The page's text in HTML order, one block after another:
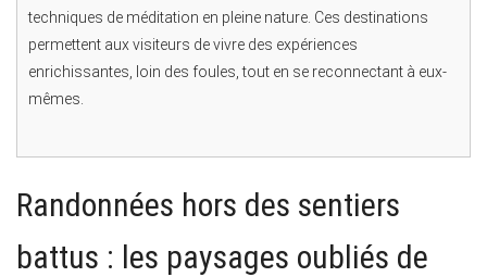
techniques de méditation en pleine nature. Ces destinations
permettent aux visiteurs de vivre des expériences
enrichissantes, loin des foules, tout en se reconnectant à eux-
mêmes.
Randonnées hors des sentiers
battus : les paysages oubliés de